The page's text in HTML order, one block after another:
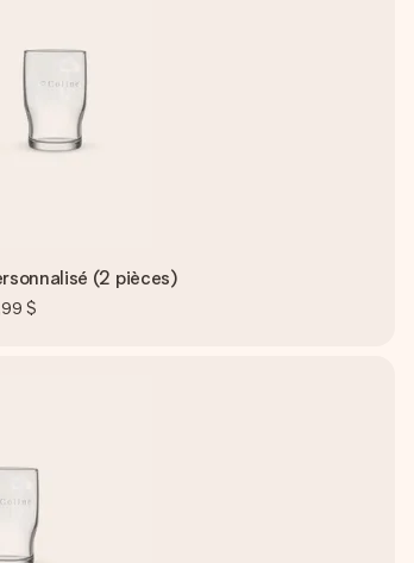
(2 pièces)
$